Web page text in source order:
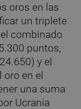
oros en las
un triplete
combinado
puntos,
y el
en el
una suma
Ucrania